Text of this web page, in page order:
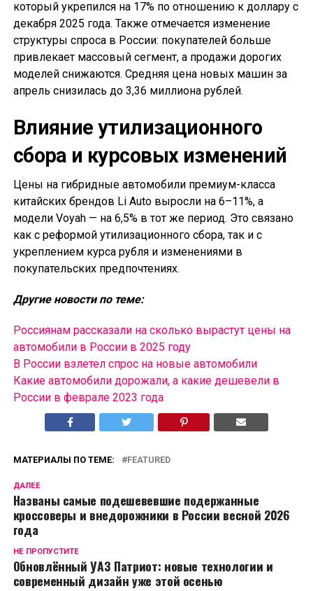
который укрепился на 17% по отношению к доллару с
декабря 2025 года. Также отмечается изменение
структуры спроса в России: покупателей больше
привлекает массовый сегмент, а продажи дорогих
моделей снижаются. Средняя цена новых машин за
апрель снизилась до 3,36 миллиона рублей.
Влияние утилизационного
сбора и курсовых изменений
Цены на гибридные автомобили премиум-класса
китайских брендов Li Auto выросли на 6–11%, а
модели Voyah — на 6,5% в тот же период. Это связано
как с реформой утилизационного сбора, так и с
укреплением курса рубля и изменениями в
покупательских предпочтениях.
Другие новости по теме:
Россиянам рассказали на сколько вырастут цены на
автомобили в России в 2025 году
В России взлетел спрос на новые автомобили
Какие автомобили дорожали, а какие дешевели в
России в феврале 2023 года
МАТЕРИАЛЫ ПО ТЕМЕ: FEATURED
ДАЛЕЕ
Названы самые подешевевшие подержанные
кроссоверы и внедорожники в России весной 2026
года
НЕ ПРОПУСТИТЕ
Обновлённый УАЗ Патриот: новые технологии и
современный дизайн уже этой осенью